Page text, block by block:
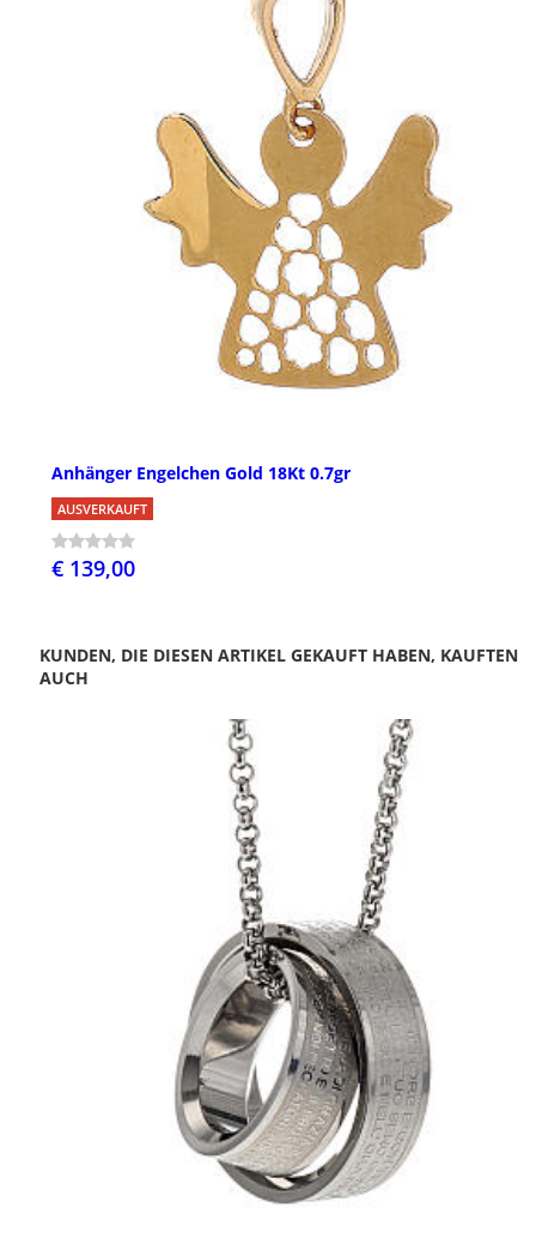
Anhänger Engelchen Gold 18Kt 0.7gr
AUSVERKAUFT
€ 139,00
KUNDEN, DIE DIESEN ARTIKEL GEKAUFT HABEN, KAUFTEN
AUCH